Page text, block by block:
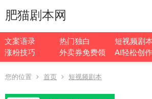
肥猫剧本网
文案语录 热门独白 短视频剧本
涨粉技巧
外卖券免费领 AI轻松创
您的位置 首页 短视频剧本